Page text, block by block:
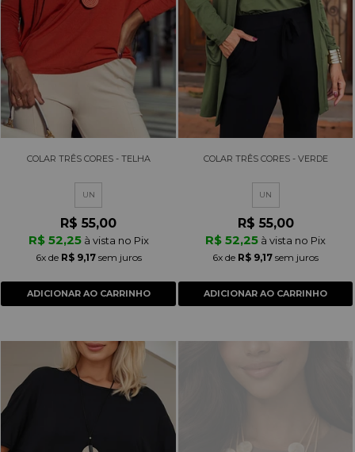
COLAR TRÊS CORES - TELHA
UN
R$ 55,00
R$ 52,25 à vista no Pix
6xde R$ 9,17sem juros
ADICIONAR AO CARRINHO
COLAR TRÊS CORES - VERDE
UN
R$ 55,00
R$ 52,25 à vista no Pix
6x de R$ 9,17 sem juros
ADICIONAR AO CARRINHO